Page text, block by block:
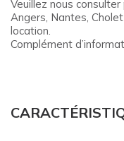
Veuillez nous
Angers, Nantes,
location.
Complément